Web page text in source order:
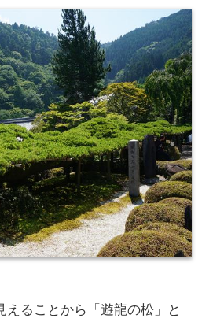
えることから「遊龍の松」と